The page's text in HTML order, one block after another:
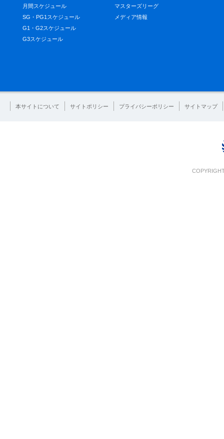
月間スケジュール
SG・PG1スケジュール
G1・G2スケジュール
G3スケジュール
マスターズリーグ
メディア情報
本サイトについて サイトポリシー プライバシーポリシー サイトマップ